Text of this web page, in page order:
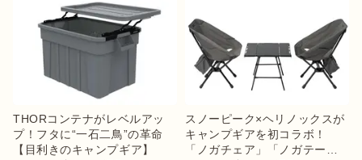
THORコンテナがレベルアッ
プ！フタに“一石二鳥”の革命
【目利きのキャンプギア】
スノーピーク×ヘリノックスが
キャンプギアを初コラボ！
「ノガチェア」「ノガテーブ